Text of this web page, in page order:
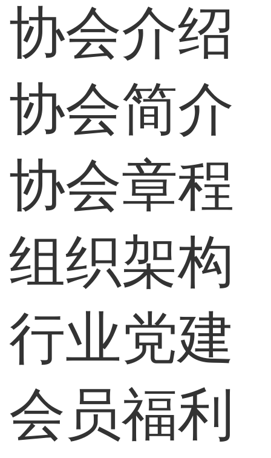
协会介绍
协会简介
协会章程
组织架构
行业党建
会员福利